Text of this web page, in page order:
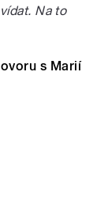
Na to
s Marií